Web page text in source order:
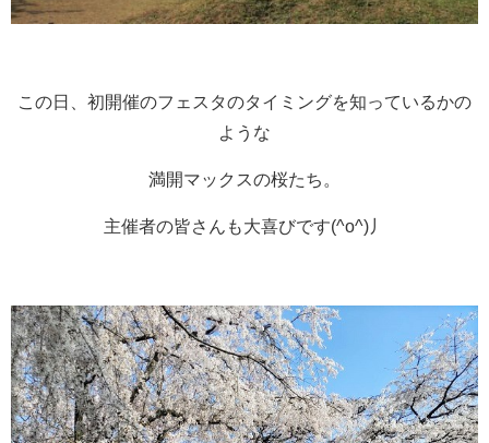
この日、初開催のフェスタのタイミングを知っているかの
ような
満開マックスの桜たち。
主催者の皆さんも大喜びです(^o^)丿